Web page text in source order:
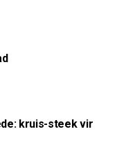
kruis-steek vir